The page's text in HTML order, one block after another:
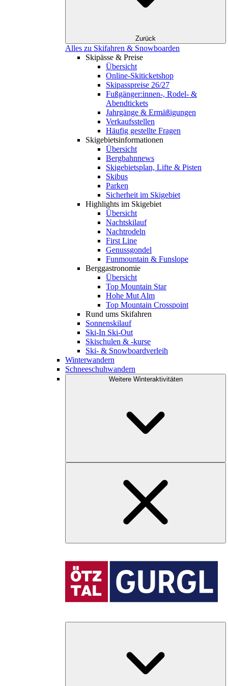
Zurück
Alles zu Skifahren & Snowboarden
Skipässe & Preise
Übersicht
Online-Skiticketshop
Skipasspreise 26/27
Fußgänger:innen-, Rodel- &
Abendtickets
Jahrgänge & Ermäßigungen
Verkaufsstellen
Häufig gestellte Fragen
Skigebiets­informationen
Übersicht
Bergbahnnews
Skigebietsplan, Lifte & Pisten
Skibus
Parken
Sicherheit im Skigebiet
Highlights im Skigebiet
Übersicht
Nachtskilauf
Nachtrodeln
First Line
Genussgondel
Funmountain & Funslope
Berggastronomie
Übersicht
Top Mountain Star
Hohe Mut Alm
Top Mountain Crosspoint
Rund ums Skifahren
Sonnenskilauf
Ski-In Ski-Out
Skischulen & -kurse
Ski- & Snowboardverleih
Winterwandern
Schneeschuhwandern
Weitere Winteraktivitäten